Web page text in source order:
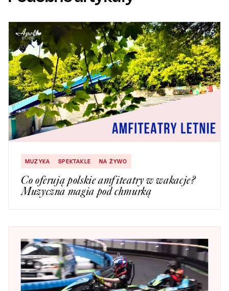
MUZYKA SPEKTAKLE NA ŻYWO
Co oferują polskie amfiteatry w wakacje?
Muzyczna magia pod chmurką